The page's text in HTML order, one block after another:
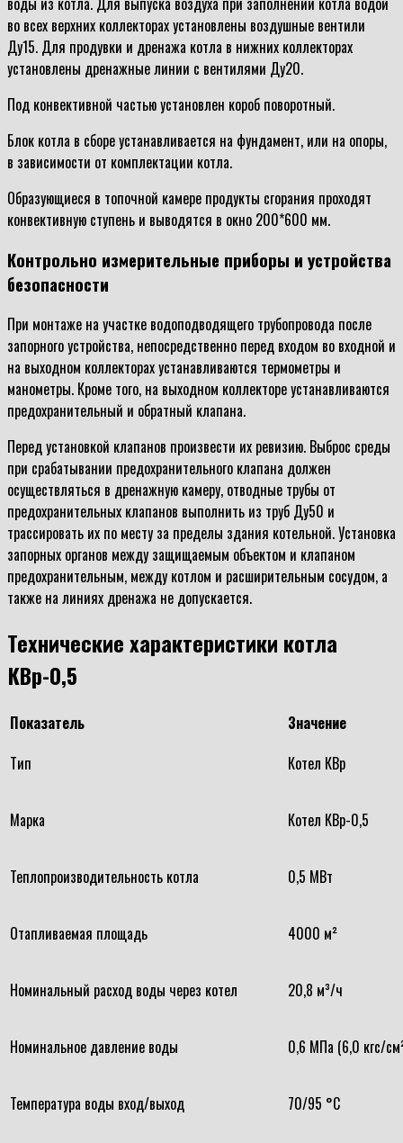
во всех верхних коллекторах установлены воздушные вентили
Ду15. Для продувки и дренажа котла в нижних коллекторах
установлены дренажные линии с вентилями Ду20.
Под конвективной частью установлен короб поворотный.
Блок котла в сборе устанавливается на фундамент, или на опоры,
в зависимости от комплектации котла.
Образующиеся в топочной камере продукты сгорания проходят
конвективную ступень и выводятся в окно 200*600 мм.
Контрольно измерительные приборы и устройства
безопасности
При монтаже на участке водоподводящего трубопровода после
запорного устройства, непосредственно перед входом во входной и
на выходном коллекторах устанавливаются термометры и
манометры. Кроме того, на выходном коллекторе устанавливаются
предохранительный и обратный клапана.
Перед установкой клапанов произвести их ревизию. Выброс среды
при срабатывании предохранительного клапана должен
осуществляться в дренажную камеру, отводные трубы от
предохранительных клапанов выполнить из труб Ду50 и
трассировать их по месту за пределы здания котельной. Установка
запорных органов между защищаемым объектом и клапаном
предохранительным, между котлом и расширительным сосудом, а
также на линиях дренажа не допускается.
Технические характеристики котла
КВр-0,5
Показатель
Значение
Тип
Котел КВр
Марка Котел КВр-0,5
Теплопроизводительность котла 0,5 МВт
Отапливаемая площадь 4000 м²
Номинальный расход воды через котел 20,8 м³/ч
Номинальное давление воды 0,6 МПа (6,0 кгс/
Температура воды вход/выход 70/95 °С